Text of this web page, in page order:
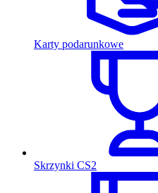
Karty podarunkowe
Skrzynki CS2